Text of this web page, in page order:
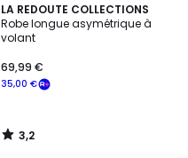
LA REDOUTE COLLECTIONS
Robe longue asymétrique à
volant
35,00 €
69,99 €
3,2
/ 5
3,2
/